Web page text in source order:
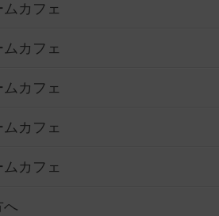
カフェ
カフェ
カフェ
カフェ
カフェ
へ